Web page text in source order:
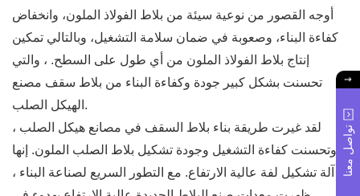
أوجه القصور من نوعية سيئة من بلاط الفولاذ الملون، وانخفاض
كفاءة البناء، وصعوبة في ضمان سلامة التشغيل، وبالتالي تمكين
إنتاج بلاط الفولاذ الملون من أي طول على السطح. ، والتي
تحسنت بشكل كبير جودة وكفاءة البناء من بلاط سقف مصنع
الهيكل الصلب.
لقد غيرت طريقة بناء بلاط السقف في مصانع هيكل الصلب ،
وتحسنت كفاءة التشغيل وجودة تشكيل بلاط الصلب الملون. إنها
آلة تشكيل لفة عالية الارتفاع. مع التطور السريع لصناعة البناء ،
تواصل معنا